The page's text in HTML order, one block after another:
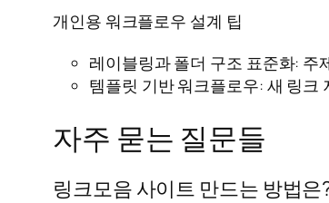
개인용 워크플로우 설계 팁
레이블링과 폴더 구조 표준화:
템플릿 기반 워크플로우: 새 링크
자주 묻는 질문들
링크모음 사이트 만드는 방법은